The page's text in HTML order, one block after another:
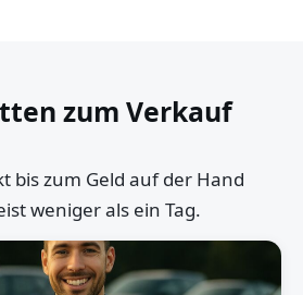
zum Verkauf
bis zum Geld auf der Hand
weniger als ein Tag.